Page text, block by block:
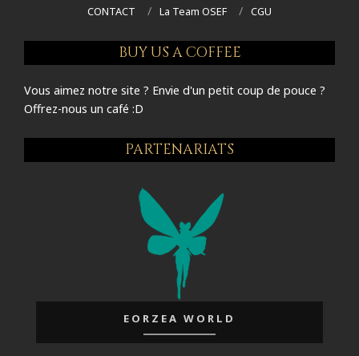
CONTACT La Team OSEF CGU
BUY US A COFFEE
Vous aimez notre site ? Envie d'un petit coup de pouce ?
Offrez-nous un café :D
PARTENARIATS
EORZEA WORLD